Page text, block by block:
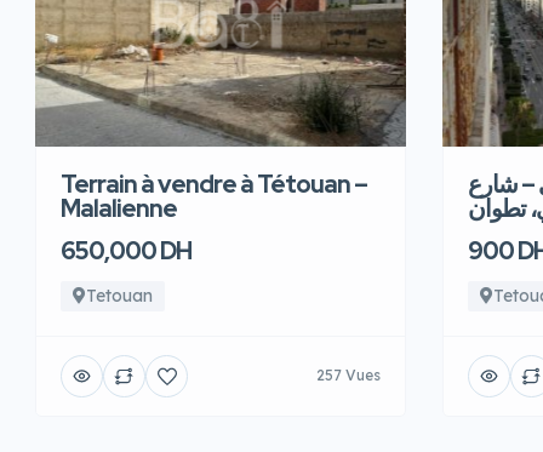
Terrain à vendre à Tétouan –
Malalienne
650,000 DH
Tetouan
257 Vues
– شارع
تطوان
900